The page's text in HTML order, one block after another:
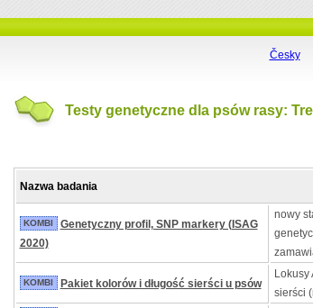
Česky
Testy genetyczne dla psów rasy:
Nazwa badania
KOMBI
Genetyczny profil, SNP markery (ISAG
2020)
nowy
KOMBI Pakiet kolorów i długość sierści u psów
Lokusy
sierści